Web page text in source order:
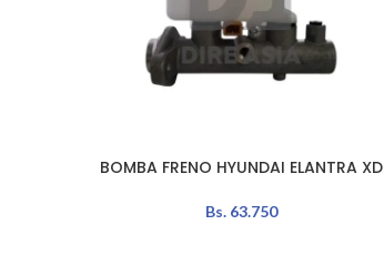
AÑADIR AL CARRITO
BOMBA FRENO HYUNDAI ELANTRA XD
Bs. 63.750